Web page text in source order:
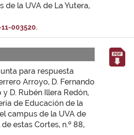
la UVA de La Yutera,
003520.
para respuesta
Arroyo, D. Fernando
D. Rubén Illera Redón,
de Educación de la
campus de la UVA de
estas Cortes, n.º 88,